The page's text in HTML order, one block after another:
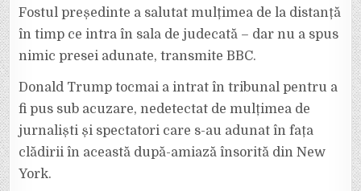
Fostul președinte a salutat mulțimea de la distanță
în timp ce intra în sala de judecată – dar nu a spus
nimic presei adunate, transmite BBC.
Donald Trump tocmai a intrat în tribunal pentru a
fi pus sub acuzare, nedetectat de mulțimea de
jurnaliști și spectatori care s-au adunat în fața
clădirii în această după-amiază însorită din New
York.